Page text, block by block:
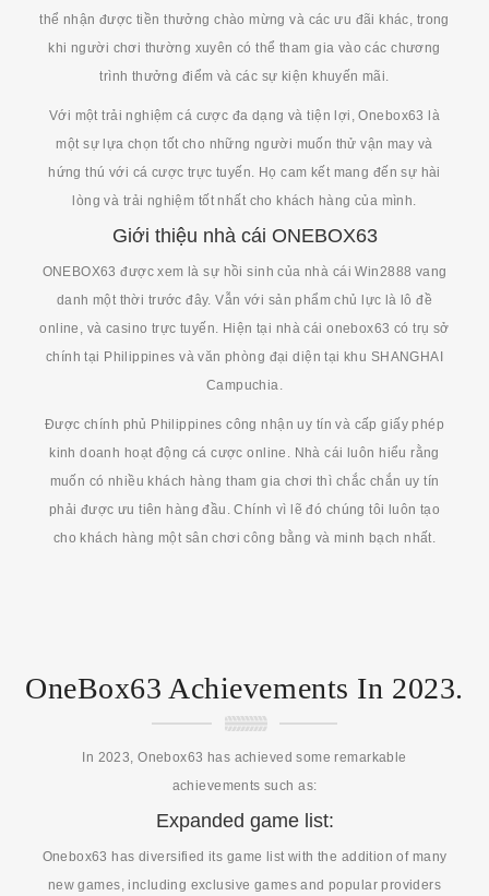
thể nhận được tiền thưởng chào mừng và các ưu đãi khác, trong
khi người chơi thường xuyên có thể tham gia vào các chương
trình thưởng điểm và các sự kiện khuyến mãi.
Với một trải nghiệm cá cược đa dạng và tiện lợi, Onebox63 là
một sự lựa chọn tốt cho những người muốn thử vận may và
hứng thú với cá cược trực tuyến. Họ cam kết mang đến sự hài
lòng và trải nghiệm tốt nhất cho khách hàng của mình.
Giới thiệu nhà cái ONEBOX63
ONEBOX63 được xem là sự hồi sinh của nhà cái Win2888 vang
danh một thời trước đây. Vẫn với sản phẩm chủ lực là lô đề
online, và casino trực tuyến. Hiện tại nhà cái onebox63 có trụ sở
chính tại Philippines và văn phòng đại diện tại khu SHANGHAI
Campuchia.
Được chính phủ Philippines công nhận uy tín và cấp giấy phép
kinh doanh hoạt động cá cược online. Nhà cái luôn hiểu rằng
muốn có nhiều khách hàng tham gia chơi thì chắc chắn uy tín
phải được ưu tiên hàng đầu. Chính vì lẽ đó chúng tôi luôn tạo
cho khách hàng một sân chơi công bằng và minh bạch nhất.
OneBox63 Achievements In 2023.
In 2023, Onebox63 has achieved some remarkable
achievements such as:
Expanded game list:
Onebox63 has diversified its game list with the addition of many
new games, including exclusive games and popular providers